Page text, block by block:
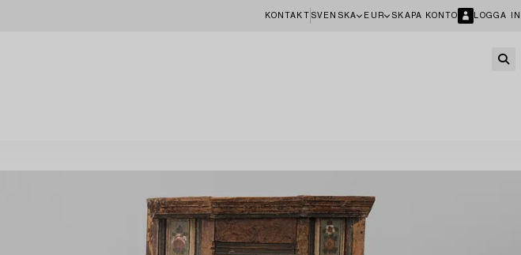
KONTAKT SVENSKA EUR SKAPA KONTO LOGGA IN